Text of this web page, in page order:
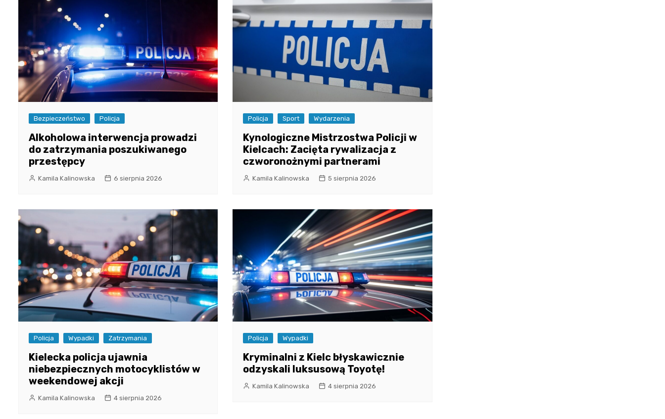
Bezpieczeństwo Policja
Alkoholowa interwencja prowadzi
do zatrzymania poszukiwanego
przestępcy
Kamila Kalinowska 6 sierpnia 2026
Policja Sport Wydarzenia
Kynologiczne Mistrzostwa Policji w
Kielcach: Zacięta rywalizacja z
czworonożnymi partnerami
Kamila Kalinowska 5 sierpnia 2026
Policja Wypadki Zatrzymania
Kielecka policja ujawnia
niebezpiecznych motocyklistów w
weekendowej akcji
Kamila Kalinowska 4 sierpnia 2026
Policja Wypadki
Kryminalni z Kielc błyskawicznie
odzyskali luksusową Toyotę!
Kamila Kalinowska 4 sierpnia 2026